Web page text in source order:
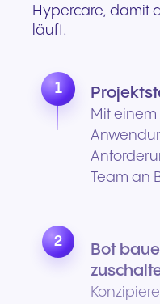
Hypercare, damit
läuft.
1
Mit
Team an
2
Bot